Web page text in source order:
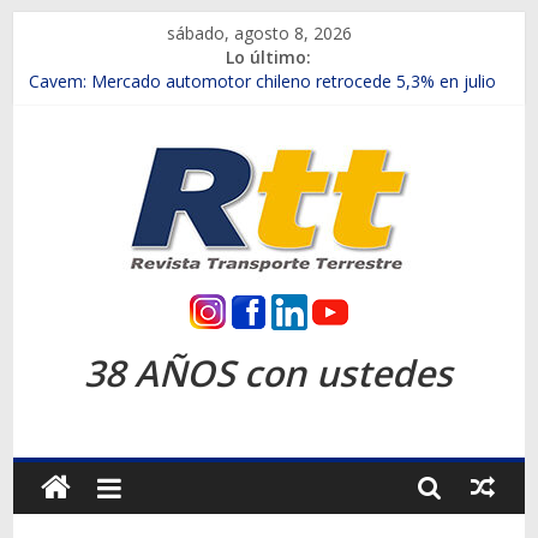
contenido
sábado, agosto 8, 2026
Lo último:
Chile es el primer mercado internacional en lanzar la nueva
Salfa suma vehículos electrificados de Chevrolet en el Biobío
Samex amplía su red con nuevas sucursales en Rancagua y
SINOTRUK Pick-ups presentó la recién estrenada Bolden en
la Expo Compras Públicas 2026
Revista
Transporte
Terrestre
38 AÑOS con ustedes